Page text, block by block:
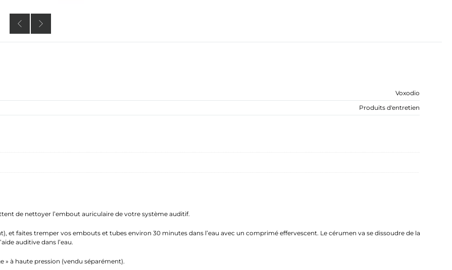
Voxodio
Produits d'entretien
de nettoyer l’embout auriculaire de votre système auditif.
et faites tremper vos embouts et tubes environ 30 minutes dans l’eau avec un comprimé effervescent. Le cérumen va se dissoudre de la
auditive dans l’eau.
» à haute pression (vendu séparément).